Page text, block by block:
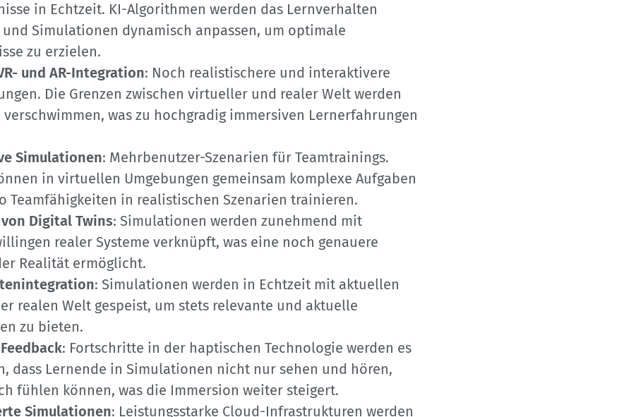
in Echtzeit. KI-Algorithmen werden das Lernverhalten
Simulationen dynamisch anpassen, um optimale
zu erzielen.
und AR-Integration: Noch realistischere und interaktivere
Die Grenzen zwischen virtueller und realer Welt werden
was zu hochgradig immersiven Lernerfahrungen
Simulationen: Mehrbenutzer-Szenarien für Teamtrainings.
in virtuellen Umgebungen gemeinsam komplexe Aufgaben
Teamfähigkeiten in realistischen Szenarien trainieren.
Digital Twins: Simulationen werden zunehmend mit
realer Systeme verknüpft, was eine noch genauere
Realität ermöglicht.
: Simulationen werden in Echtzeit mit aktuellen
realen Welt gespeist, um stets relevante und aktuelle
zu bieten.
: Fortschritte in der haptischen Technologie werden es
dass Lernende in Simulationen nicht nur sehen und hören,
fühlen können, was die Immersion weiter steigert.
Simulationen: Leistungsstarke Cloud-Infrastrukturen werden